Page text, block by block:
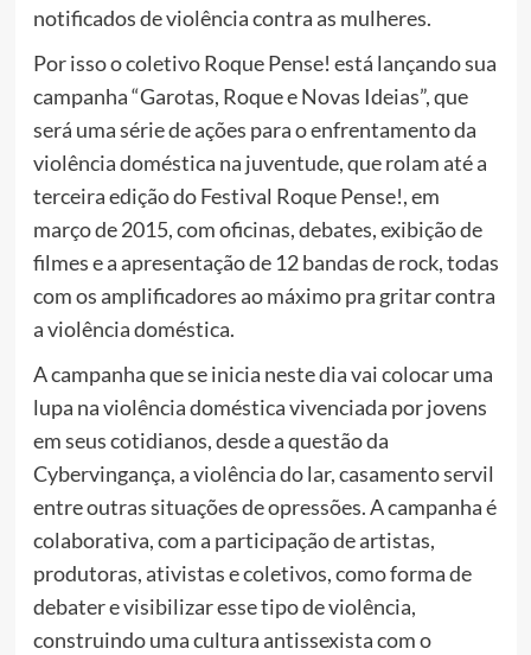
notificados de violência contra as mulheres.
Por isso o coletivo Roque Pense! está lançando sua
campanha “Garotas, Roque e Novas Ideias”, que
será uma série de ações para o enfrentamento da
violência doméstica na juventude, que rolam até a
terceira edição do Festival Roque Pense!, em
março de 2015, com oficinas, debates, exibição de
filmes e a apresentação de 12 bandas de rock, todas
com os amplificadores ao máximo pra gritar contra
a violência doméstica.
A campanha que se inicia neste dia vai colocar uma
lupa na violência doméstica vivenciada por jovens
em seus cotidianos, desde a questão da
Cybervingança, a violência do lar, casamento servil
entre outras situações de opressões. A campanha é
colaborativa, com a participação de artistas,
produtoras, ativistas e coletivos, como forma de
debater e visibilizar esse tipo de violência,
construindo uma cultura antissexista com o